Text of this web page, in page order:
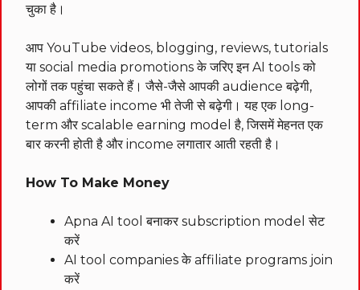
चुका है।
आप YouTube videos, blogging, reviews, tutorials
या social media promotions के जरिए इन AI tools को
लोगों तक पहुंचा सकते हैं। जैसे-जैसे आपकी audience बढ़ेगी,
आपकी affiliate income भी तेजी से बढ़ेगी। यह एक long-
term और scalable earning model है, जिसमें मेहनत एक
बार करनी होती है और income लगातार आती रहती है।
How To Make Money
Apna AI tool बनाकर subscription model सेट
करें
AI tool companies के affiliate programs join
करें